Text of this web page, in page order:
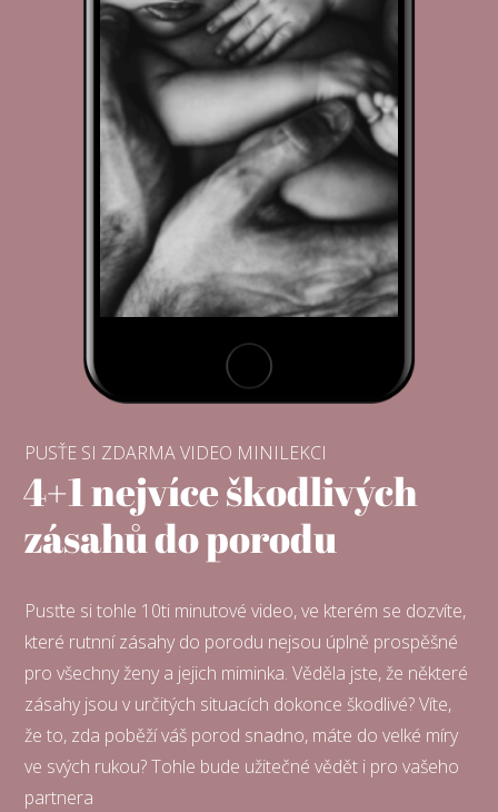
PUSŤE SI ZDARMA VIDEO MINILEKCI
4+1 nejvíce škodlivých
zásahů do porodu
Pusťte si tohle 10ti minutové video, ve kterém se dozvíte,
které rutnní zásahy do porodu nejsou úplně prospěšné
pro všechny ženy a jejich miminka. Věděla jste, že některé
zásahy jsou v určitých situacích dokonce škodlivé? Víte,
že to, zda poběží váš porod snadno, máte do velké míry
ve svých rukou? Tohle bude užitečné vědět i pro vašeho
partnera